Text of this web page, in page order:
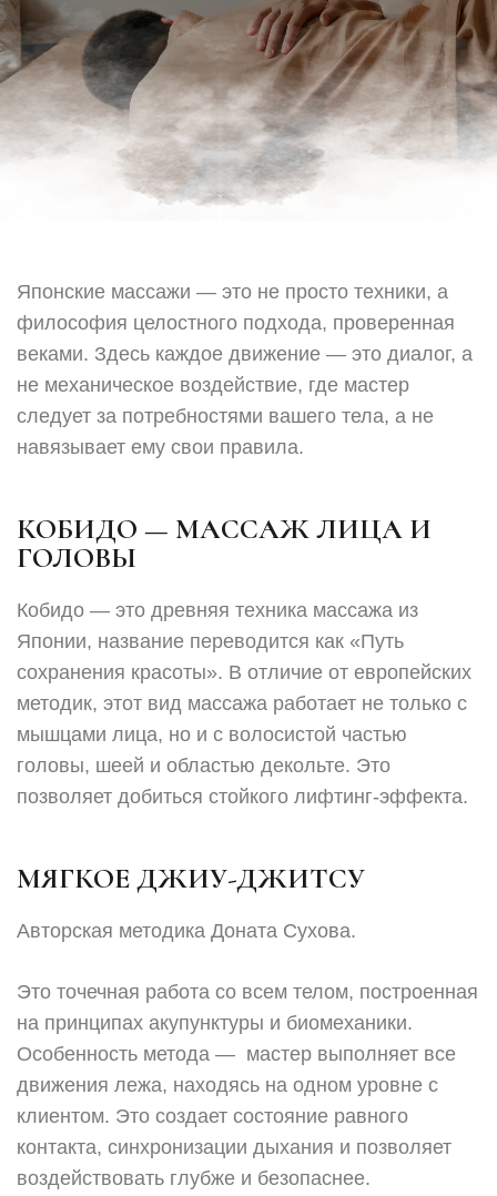
Японские массажи — это не просто техники, а
философия целостного подхода, проверенная
веками. Здесь каждое движение — это диалог, а
не механическое воздействие, где мастер
следует за потребностями вашего тела, а не
навязывает ему свои правила.
КОБИДО — МАССАЖ ЛИЦА И
ГОЛОВЫ
Кобидо — это древняя техника массажа из
Японии, название переводится как «Путь
сохранения красоты». В отличие от европейских
методик, этот вид массажа работает не только с
мышцами лица, но и с волосистой частью
головы, шеей и областью декольте. Это
позволяет добиться стойкого лифтинг-эффекта.
МЯГКОЕ ДЖИУ-ДЖИТСУ
Авторская методика Доната Сухова.
Это точечная работа со всем телом, построенная
на принципах акупунктуры и биомеханики.
Особенность метода — мастер выполняет все
движения лежа, находясь на одном уровне с
клиентом. Это создает состояние равного
контакта, синхронизации дыхания и позволяет
воздействовать глубже и безопаснее.